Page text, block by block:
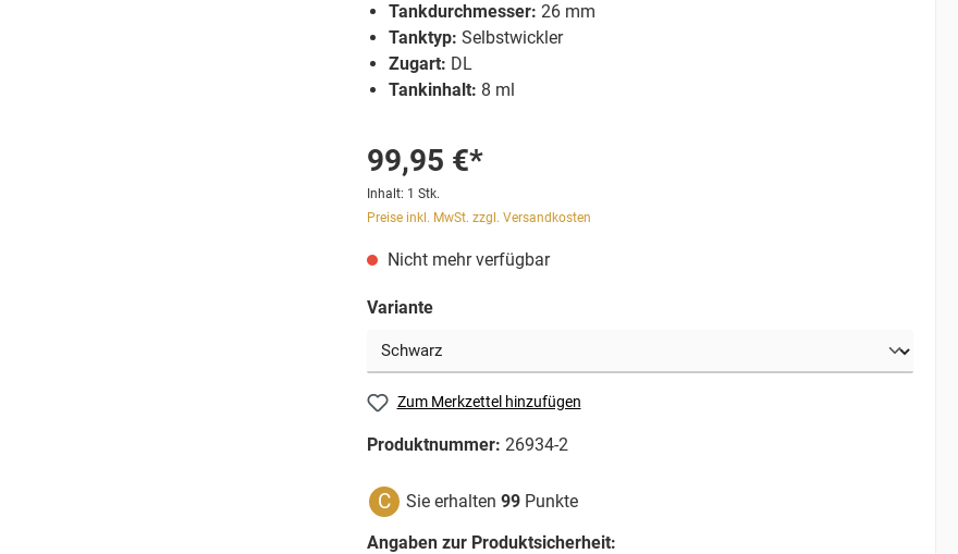
Tankdurchmesser: 26 mm
Tanktyp: Selbstwickler
Zugart: DL
Tankinhalt: 8 ml
99,95 €*
Inhalt: 1 Stk.
Preise inkl. MwSt. zzgl. Versandkosten
Nicht mehr verfügbar
Variante
Zum Merkzettel hinzufügen
Produktnummer: 26934-2
C Sie erhalten 99 Punkte
Angaben zur Produktsicherheit: